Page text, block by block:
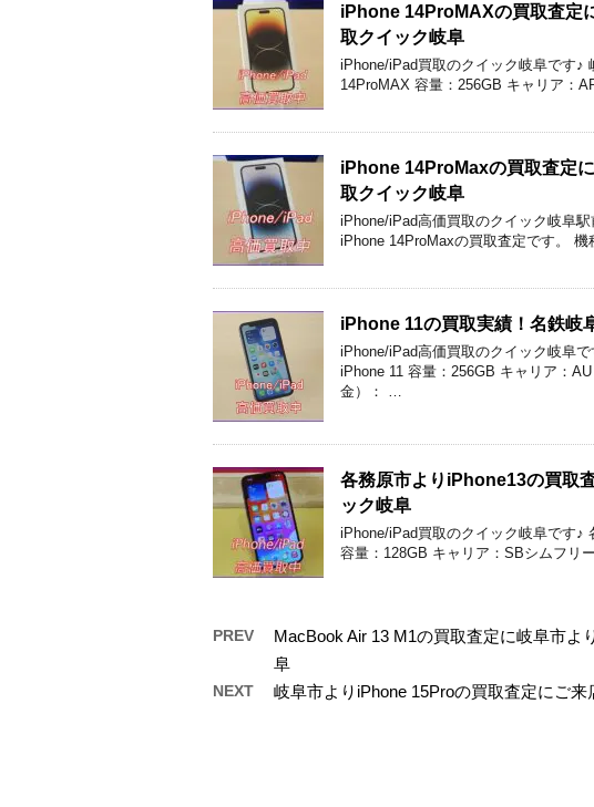
iPhone 14ProMAXの買取査定
取クイック岐阜
iPhone/iPad買取のクイック岐阜です♪
14ProMAX 容量：256GB キャリア：
iPhone 14ProMaxの買取査定
取クイック岐阜
iPhone/iPad高価買取のクイック岐阜
iPhone 14ProMaxの買取査定です。
iPhone 11の買取実績！名鉄岐
iPhone/iPad高価買取のクイック岐阜
iPhone 11 容量：256GB キャリア：
金）： …
各務原市よりiPhone13の買取
ック岐阜
iPhone/iPad買取のクイック岐阜です♪
容量：128GB キャリア：SBシムフリ
PREV
MacBook Air 13 M1の買取査定に岐阜市
阜
NEXT 岐阜市よりiPhone 15Proの買取査定にご